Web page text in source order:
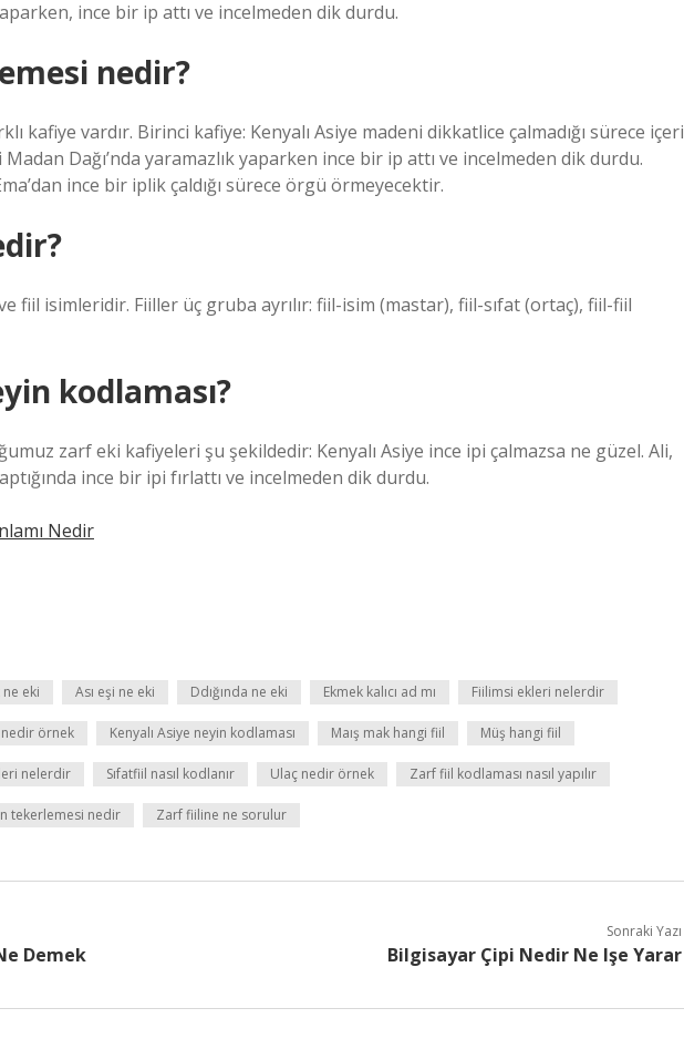
ince bir ip attı ve incelmeden dik durdu.
nedir?
kafiye vardır. Birinci kafiye: Kenyalı Asiye madeni dikkatlice çalmadığı sürece içeri
Dağı’nda yaramazlık yaparken ince bir ip attı ve incelmeden dik durdu.
ince bir iplik çaldığı sürece örgü örmeyecektir.
fiil isimleridir. Fiiller üç gruba ayrılır: fiil-isim (mastar), fiil-sıfat (ortaç), fiil-fiil
kodlaması?
zarf eki kafiyeleri şu şekildedir: Kenyalı Asiye ince ipi çalmazsa ne güzel. Ali,
ince bir ipi fırlattı ve incelmeden dik durdu.
Nedir
eki Ası eşi ne eki Ddığında ne eki Ekmek kalıcı ad mı Fiilimsi ekleri nelerdir
nedir örnek Kenyalı Asiye neyin kodlaması Maış mak hangi fiil Müş hangi fiil
nelerdir Sıfatfiil nasıl kodlanır Ulaç nedir örnek Zarf fiil kodlaması nasıl yapılır
tekerlemesi nedir Zarf fiiline ne sorulur
Demek
Sonraki Yazı
Bilgisayar Çipi Nedir Ne Işe Yarar